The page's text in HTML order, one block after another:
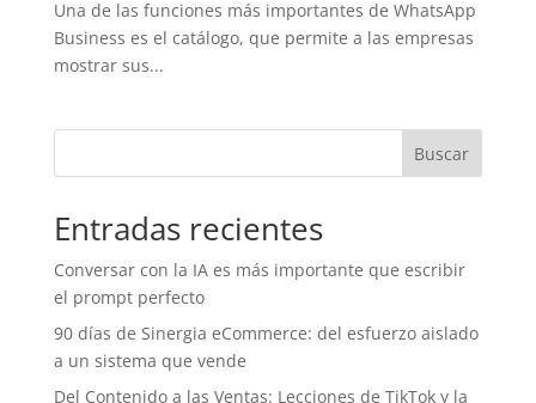
Una de las funciones más importantes de WhatsApp
Business es el catálogo, que permite a las empresas
mostrar sus...
Buscar
Entradas recientes
Conversar con la IA es más importante que escribir
el prompt perfecto
90 días de Sinergia eCommerce: del esfuerzo aislado
a un sistema que vende
Del Contenido a las Ventas: Lecciones de TikTok y la